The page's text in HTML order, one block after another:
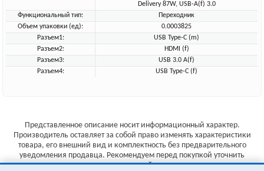
Delivery 87W, USB-A(f) 3.0
Функциональный тип:
Переходник
Объем упаковки (ед):
0.0003825
Разъем1:
USB Type-C (m)
Разъем2:
HDMI (f)
Разъем3:
USB 3.0 A(f)
Разъем4:
USB Type-C (f)
Представленное описание носит информационный характер.
Производитель оставляет за собой право изменять характеристики
товара, его внешний вид и комплектность без предварительного
уведомления продавца. Рекомендуем перед покупкой уточнить
характеристики товара на сайте производителя.